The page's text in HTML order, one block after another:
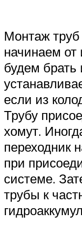
Монтаж
начинаем от
будем брать
если из
Трубу
хомут.
переходник
при
системе.
трубы к